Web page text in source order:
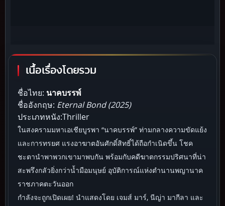
เนื้อเรื่องโดยรวม
ชื่อไทย: นาคบรรพ์
ชื่ออังกฤษ: Eternal Bond (2025)
ประเภทหนัง:Thriller
ในสงครามมหาเอเชียบูรพา “นาคบรรพ์” ท่ามกลางความขัดแย้ง
และการทรยศ แรงอาฆาตอันศักดิ์สิทธิ์ได้ถือกำเนิดขึ้น โชค
ชะตานำพาพวกเขามาพบกัน พร้อมกับคดีฆาตกรรมปริศนาที่น่า
สะพรึงกลัวยิ่งกว่าน้ำมือมนุษย์ อุบัติการณ์แห่งตำนานพญานาค
ราชภาคตะวันออก
กำลังจะถูกเปิดเผย! นำแสดงโดย เจมส์ มาร์, นีญ่า มากีลา และ